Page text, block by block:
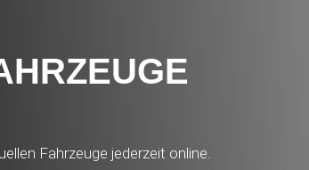
Fahrzeuge jederzeit online.